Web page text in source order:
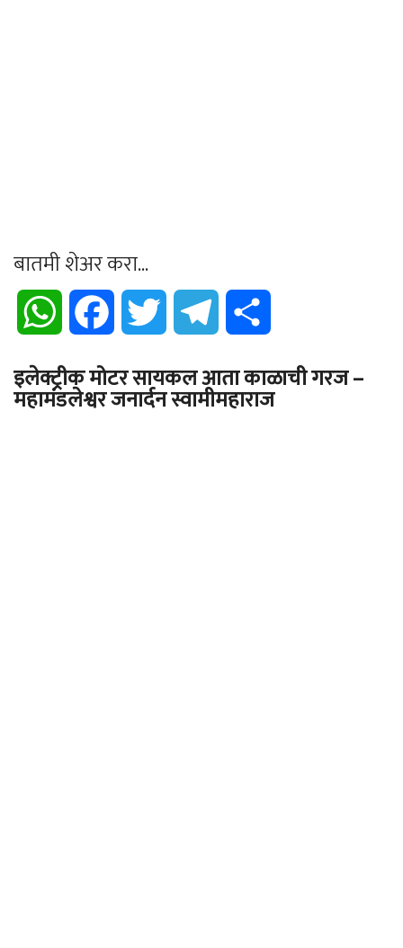
बातमी शेअर करा...
WhatsApp Facebook Twitter Telegram
इलेक्ट्रीक मोटर सायकल आता काळाची गरज –
महामंडलेश्वर जनार्दन स्वामीमहाराज